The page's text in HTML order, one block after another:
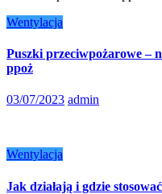
Wentylacja
Puszki przeciwpożarowe –
ppoż
03/07/2023 admin
Wentylacja
Jak działają i gdzie